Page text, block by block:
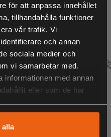
för att anpassa innehållet
tillhandahålla funktioner
vår trafik. Vi
och annan
sociala medier och
vi samarbetar med.
informationen med annan
eller som de har
alla